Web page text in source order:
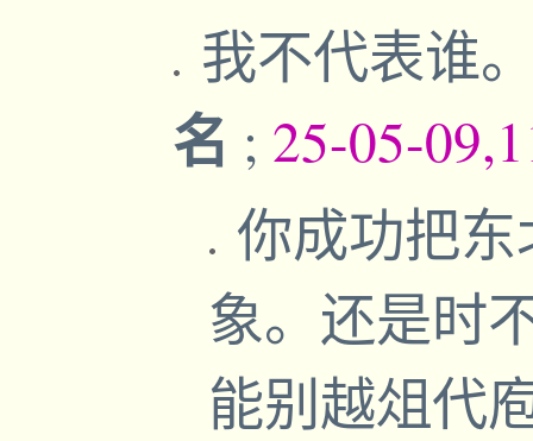
我不代表谁
名 ; 25-05-
你成功把
象。还是时
能别越俎代